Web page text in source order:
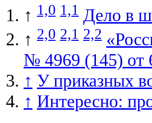
↑ 1,0 1,1 Дело в
↑ 2,0 2,1 2,2
№ 4969 (145) от
↑ У приказных
↑ Интересно: